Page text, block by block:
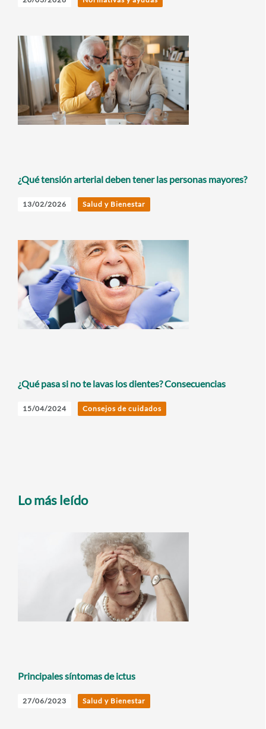
¿Qué tensión arterial deben tener las personas mayores?
13/02/2026 Salud y Bienestar
¿Qué pasa si no te lavas los dientes? Consecuencias
15/04/2024 Consejos de cuidados
Lo más leído
Principales síntomas de ictus
27/06/2023 Salud y Bienestar